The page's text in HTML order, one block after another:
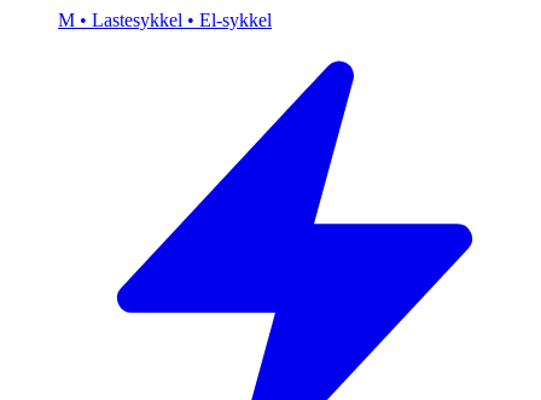
M • Lastesykkel • El-sykkel